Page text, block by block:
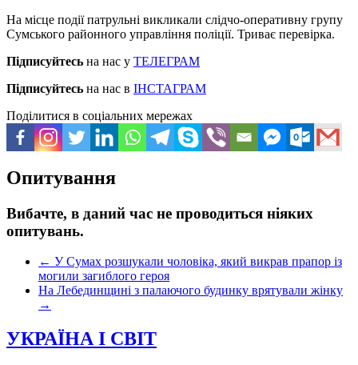
На місце події патрульні викликали слідчо-оперативну групу
Сумського районного управління поліції. Триває перевірка.
Підписуйтесь на нас у ТЕЛЕГРАМ
Підписуйтесь на нас в ІНСТАГРАМ
Поділитися в соціальних мережах
Опитування
Вибачте, в даний час не проводиться ніяких
опитувань.
← У Сумах розшукали чоловіка, який викрав прапор із
могили загиблого героя
На Лебединщині з палаючого будинку врятували жінку
→
УКРАЇНА І СВІТ